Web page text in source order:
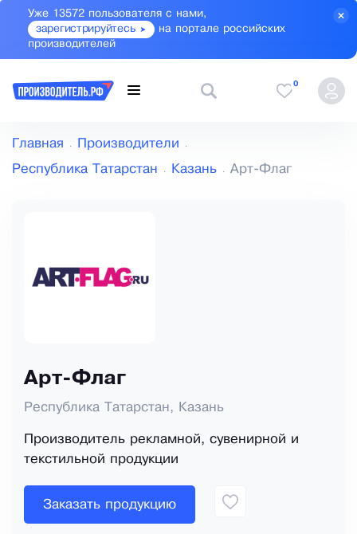
Уже 13572 пользователя с нами,
зарегистрируйтесь
на портале российских
производителей
0
Главная Производители
Республика Татарстан Казань Арт-Флаг
Арт-Флаг
Республика Татарстан, Казань
Производитель рекламной, сувенирной и
текстильной продукции
Заказать продукцию